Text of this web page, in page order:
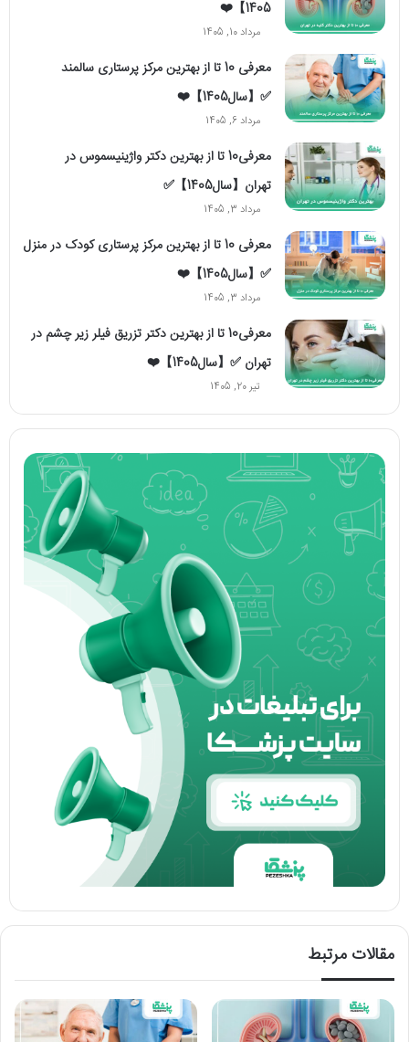
1405】❤️
مرداد 10, 1405
معرفی 10 تا از بهترین مرکز پرستاری سالمند
✅【سال1405】❤️
مرداد 6, 1405
معرفی10 تا از بهترین دکتر واژینیسموس در
تهران【سال1405】✅
مرداد 3, 1405
معرفی 10 تا از بهترین مرکز پرستاری کودک در منزل
✅【سال1405】❤️
مرداد 3, 1405
معرفی10 تا از بهترین دکتر تزریق فیلر زیر چشم در
تهران ✅【سال1405】❤️
تیر 20, 1405
مقالات مرتبط